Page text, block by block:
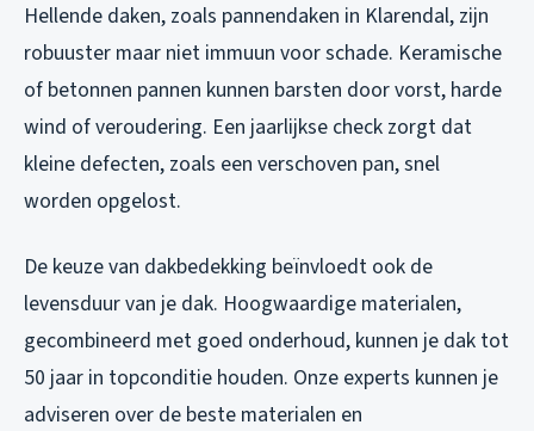
Hellende daken, zoals pannendaken in Klarendal, zijn
robuuster maar niet immuun voor schade. Keramische
of betonnen pannen kunnen barsten door vorst, harde
wind of veroudering. Een jaarlijkse check zorgt dat
kleine defecten, zoals een verschoven pan, snel
worden opgelost.
De keuze van dakbedekking beïnvloedt ook de
levensduur van je dak. Hoogwaardige materialen,
gecombineerd met goed onderhoud, kunnen je dak tot
50 jaar in topconditie houden. Onze experts kunnen je
adviseren over de beste materialen en